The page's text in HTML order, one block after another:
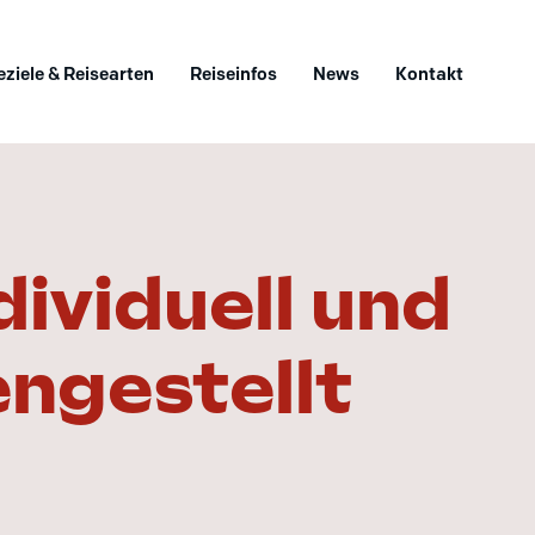
& Reisearten Reiseinfos News Kontakt
und